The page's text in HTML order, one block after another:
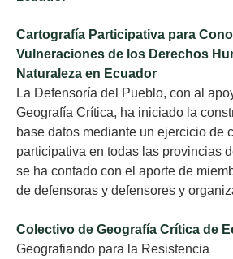
Cartografía Participativa para
Vulneraciones de los Derechos
Naturaleza en Ecuador
La Defensoría del Pueblo, con al
Geografía Crítica, ha iniciado la
base datos mediante un ejercicio de
participativa en todas las provincias
se ha contado con el aporte de
de defensoras y defensores y
Colectivo de Geografía Crítica de
Geografiando para la Resistencia